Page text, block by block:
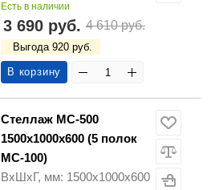
Есть в наличии
3 690 руб. 4 610 руб.
Выгода 920 руб.
В корзину
Стеллаж МС-500
1500х1000х600 (5 полок
МС-100)
ВхШхГ, мм: 1500х1000х600